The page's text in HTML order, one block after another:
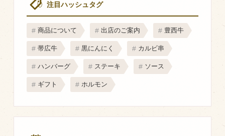
注目ハッシュタグ
商品について 出店のご案内 豊西牛
帯広牛 黒にんにく カルビ串
ハンバーグ ステーキ ソース
ギフト ホルモン